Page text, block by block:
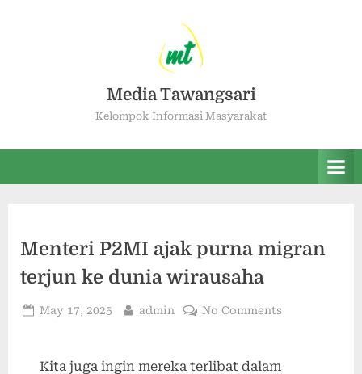
Media Tawangsari
Kelompok Informasi Masyarakat
Menteri P2MI ajak purna migran
terjun ke dunia wirausaha
May 17, 2025 admin No Comments
Kita juga ingin mereka terlibat dalam